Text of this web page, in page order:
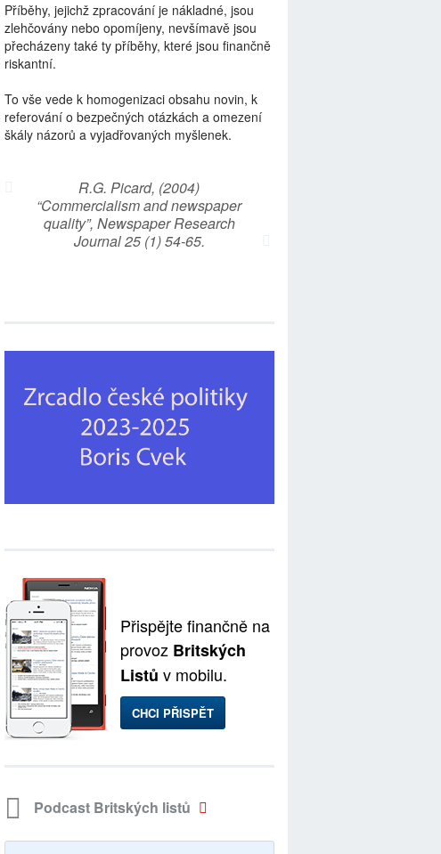
Příběhy, jejichž zpracování je nákladné, jsou
zlehčovány nebo opomíjeny, nevšímavě jsou
přecházeny také ty příběhy, které jsou finančně
riskantní.
To vše vede k homogenizaci obsahu novin, k
referování o bezpečných otázkách a omezení
škály názorů a vyjadřovaných myšlenek.
R.G. Picard, (2004)
“Commercialism and newspaper
quality”, Newspaper Research
Journal 25 (1) 54-65.
Přispějte finančně na
provoz Britských
Listů v mobilu.
CHCI PŘISPĚT
Podcast Britských listů